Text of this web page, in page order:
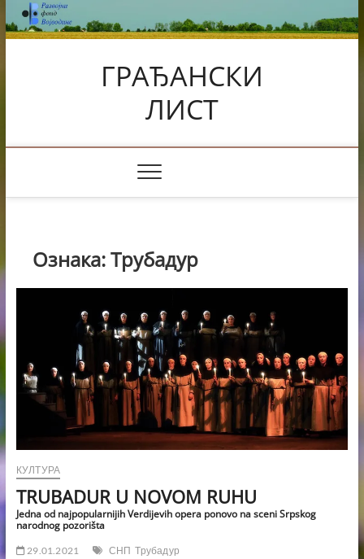
Skip
to
content
ГРАЂАНСКИ
ЛИСТ
Ознака:Трубадур
КУЛТУРА
TRUBADUR U NOVOM RUHU
Jedna od najpopularnijih Verdijevih opera ponovo na sceni Srpskog
narodnog pozorišta
29.01.2021 СНП Трубадур